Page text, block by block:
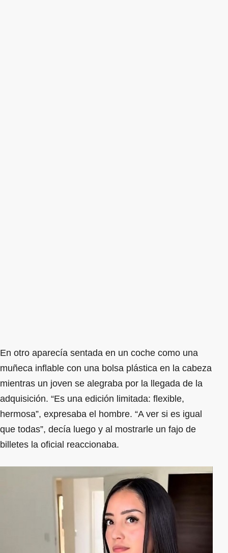
En otro aparecía sentada en un coche como una
muñeca inflable con una bolsa plástica en la cabeza
mientras un joven se alegraba por la llegada de la
adquisición. “Es una edición limitada: flexible,
hermosa”, expresaba el hombre. “A ver si es igual
que todas”, decía luego y al mostrarle un fajo de
billetes la oficial reaccionaba.